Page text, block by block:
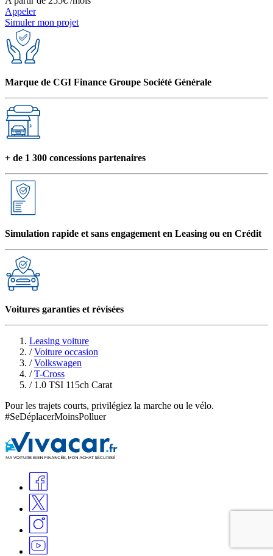
Appeler
Simuler mon projet
Marque de CGI Finance Groupe Société Générale
+ de 1 300 concessions partenaires
Simulation rapide et sans engagement en Leasing ou en Crédit
Voitures garanties et révisées
Leasing voiture
/ Voiture occasion
/ Volkswagen
/ T-Cross
/ 1.0 TSI 115ch Carat
Pour les trajets courts, privilégiez la marche ou le vélo.
#SeDéplacerMoinsPolluer